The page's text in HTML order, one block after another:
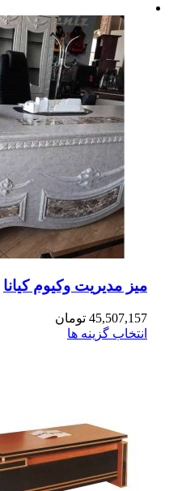
مدیریت وکیوم کیانا
تومان
گزینه ها